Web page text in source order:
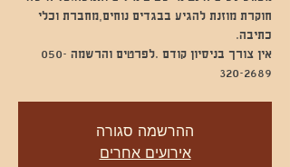
חוקרת מוזנת להגיע בבגדים נוחים,מחברת וכלי
אין צורך בניסיון קודם .לפרטים והרשמה 050-
320-2689
ההרשמה סגורה
אירועים אחרים